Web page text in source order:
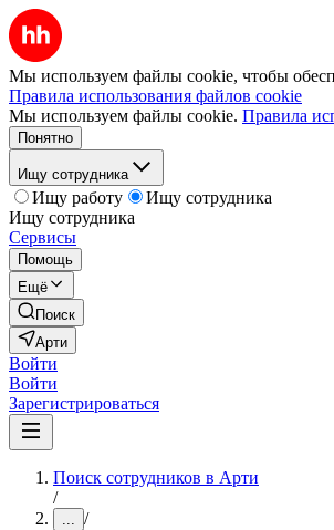
Мы используем файлы cookie, чтобы
Правила использования файлов cookie
Мы используем файлы cookie. Правила
Понятно
Ищу сотрудника
Ищу работу
Ищу сотрудника
Ищу сотрудника
Сервисы
Помощь
Ещё
Поиск
Арти
Войти
Войти
Зарегистрироваться
Поиск сотрудников в Арти
/
... /